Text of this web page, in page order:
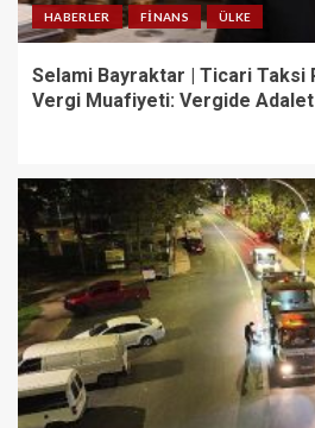
HABERLER FINANS ÜLKE
Selami Bayraktar | Ticari Taksi
Vergi Muafiyeti: Vergide Adalet